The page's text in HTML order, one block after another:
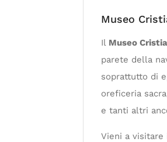
Museo
Il Museo
parete della
soprattutto di
oreficeria
e tanti altri
Vieni a visitare